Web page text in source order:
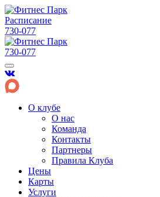
Расписание
730-077
730-077
О клубе
О нас
Команда
Контакты
Партнеры
Правила Клуба
Цены
Карты
Услуги